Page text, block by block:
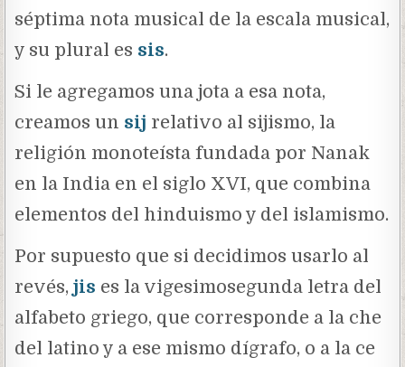
séptima nota musical de la escala musical,
y su plural es sis.
Si le agregamos una jota a esa nota,
creamos un sij relativo al sijismo, la
religión monoteísta fundada por Nanak
en la India en el siglo XVI, que combina
elementos del hinduismo y del islamismo.
Por supuesto que si decidimos usarlo al
revés,jis es la vigesimosegunda letra del
alfabeto griego, que corresponde a la che
del latino y a ese mismo dígrafo, o a la ce